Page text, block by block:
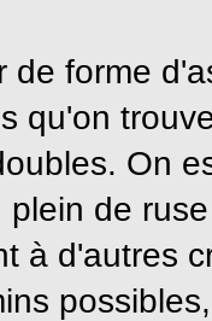
de forme
qu'on
On
plein de
à d'autres